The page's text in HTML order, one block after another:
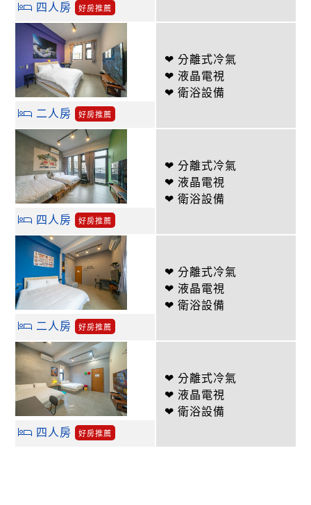
四人房
好房推薦
❤ 分離式冷氣
❤ 液晶電視
❤ 衛浴設備
二人房
好房推薦
❤ 分離式冷氣
❤ 液晶電視
❤ 衛浴設備
四人房
好房推薦
❤ 分離式冷氣
❤ 液晶電視
❤ 衛浴設備
二人房
好房推薦
❤ 分離式冷氣
❤ 液晶電視
❤ 衛浴設備
四人房
好房推薦